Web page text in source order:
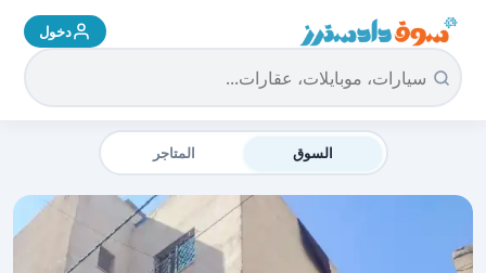
سوق دادسترز الرئيسية دخول
السوق المتاجر